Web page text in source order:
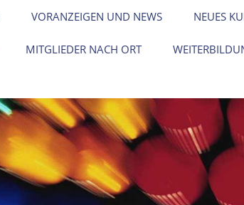
VORANZEIGEN UND NEWS NEUES
MITGLIEDER NACH ORT